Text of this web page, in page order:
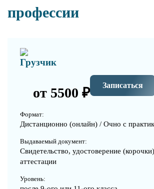
профессии
Грузчик
от 5500 ₽ Записаться
Формат:
Дистанционно (онлайн) / Очно с
Выдаваемый документ:
Свидетельство, удостоверение
аттестации
Уровень: